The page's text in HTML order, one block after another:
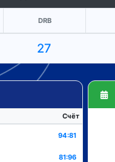
DRB
27
Счёт
94:81
81:96